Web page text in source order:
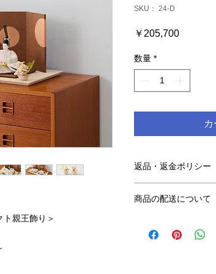
親王飾り＞
SKU： 24-D
￥205,700価
数量 *
返品・返金ポリシー
合やお気付きの点な
誠に恐れ入りますが
をいただきましたら
商品の配送について